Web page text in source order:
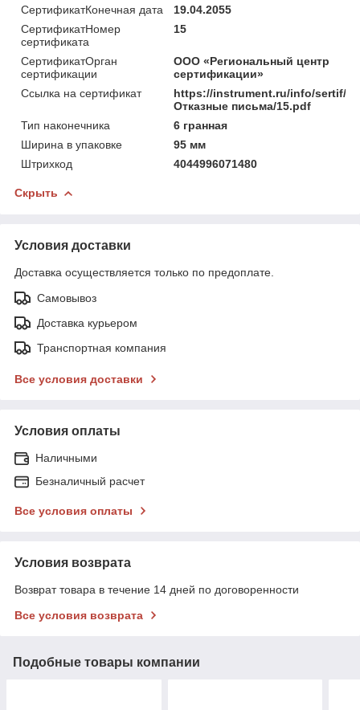
СертификатКонечная дата
19.04.2055
СертификатНомер
сертификата
15
СертификатОрган
сертификации
ООО «Региональный центр
сертификации»
Ссылка на сертификат
https://instrument.ru/info/sertif/
Отказные письма/15.pdf
Тип наконечника
6 гранная
Ширина в упаковке
95 мм
Штрихкод
4044996071480
Скрыть
Условия доставки
Доставка осуществляется только по предоплате.
Самовывоз
Доставка курьером
Транспортная компания
Все условия доставки
Условия оплаты
Наличными
Безналичный расчет
Все условия оплаты
Условия возврата
Возврат товара в течение 14 дней по договоренности
Все условия возврата
Подобные товары компании